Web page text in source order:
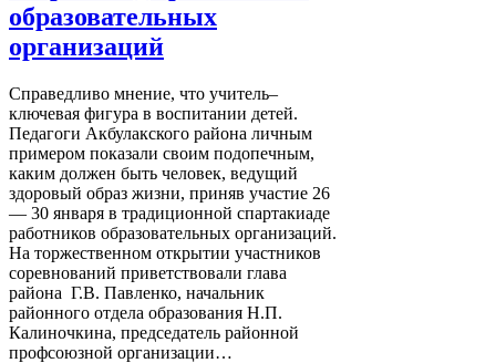
образовательных
организаций
Справедливо мнение, что учитель–
ключевая фигура в воспитании детей.
Педагоги Акбулакского района личным
примером показали своим подопечным,
каким должен быть человек, ведущий
здоровый образ жизни, приняв участие 26
— 30 января в традиционной спартакиаде
работников образовательных организаций.
На торжественном открытии участников
соревнований приветствовали глава
района Г.В. Павленко, начальник
районного отдела образования Н.П.
Калиночкина, председатель районной
профсоюзной организации…